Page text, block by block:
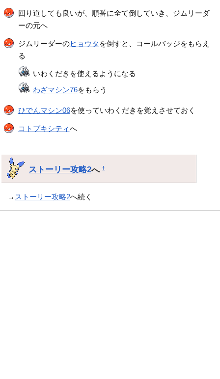
回り道しても良いが、順番に全て倒していき、ジムリーダ
ーの元へ
ジムリーダーのヒョウタ を倒すと、コールバッジをもらえ
る
いわくだきを使えるようになる
わざマシン76をもらう
ひでんマシン06を使っていわくだきを覚えさせておく
コトブキシティへ
ストーリー攻略2へ†
→ ストーリー攻略2へ続く